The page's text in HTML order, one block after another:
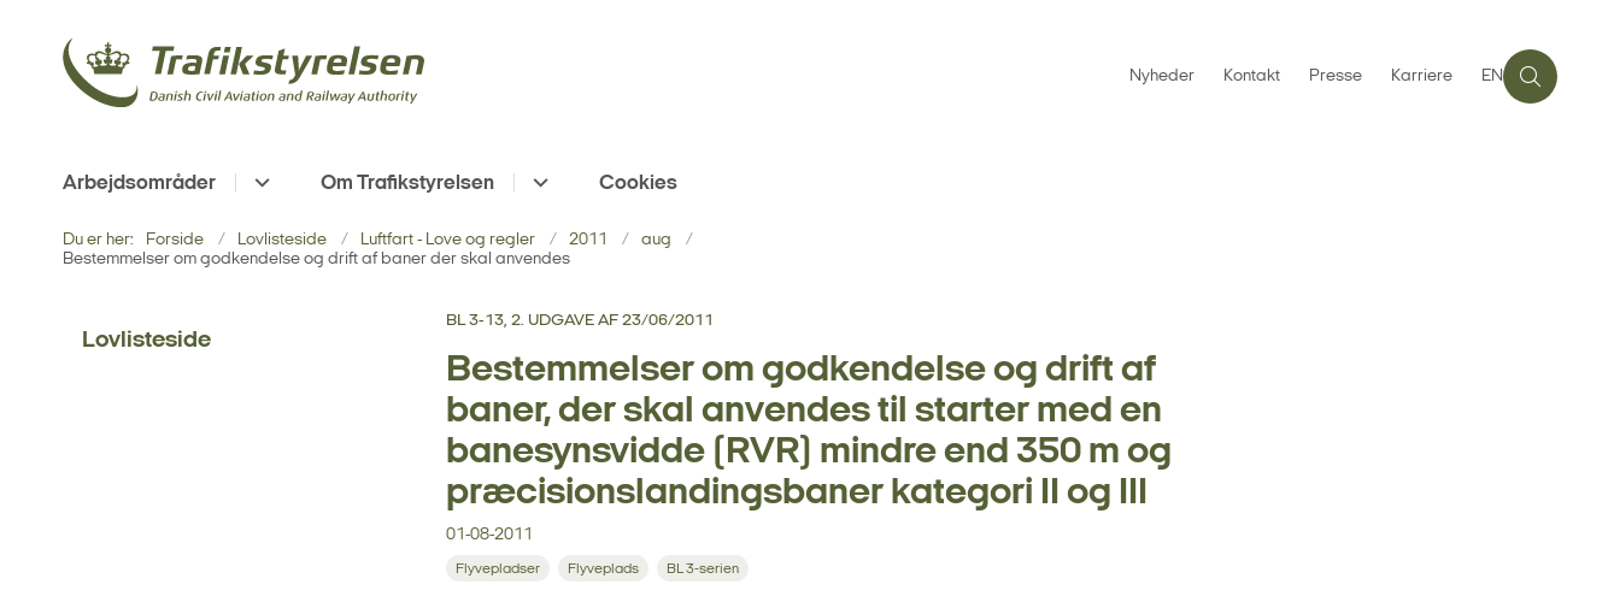
Nyheder Kontakt Presse Karriere EN
Arbejdsområder Om Trafikstyrelsen Cookies
Du er her: Forside Lovlisteside Luftfart - Love og regler 2011
aug
Bestemmelser om godkendelse og drift af baner der skal anvendes
Lovlisteside
BL 3-13, 2. UDGAVE AF 23/06/2011
Bestemmelser om godkendelse og drift af
baner, der skal anvendes til starter med en
banesynsvidde (RVR) mindre end 350 m og
præcisionslandingsbaner kategori II og III
01-08-2011
Flyvepladser Flyveplads BL 3-serien